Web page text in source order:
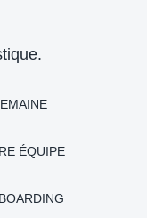
ÉQUIPE